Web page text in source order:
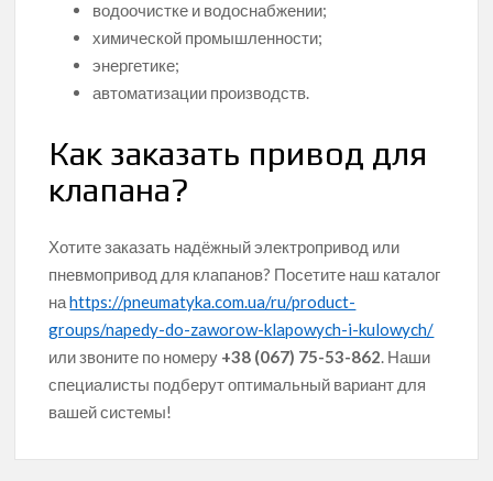
водоочистке и водоснабжении;
химической промышленности;
энергетике;
автоматизации производств.
Как заказать привод для
клапана?
Хотите заказать надёжный электропривод или
пневмопривод для клапанов? Посетите наш каталог
наhttps://pneumatyka.com.ua/ru/product-
groups/napedy-do-zaworow-klapowych-i-kulowych/
или звоните по номеру +38 (067) 75-53-862. Наши
специалисты подберут оптимальный вариант для
вашей системы!